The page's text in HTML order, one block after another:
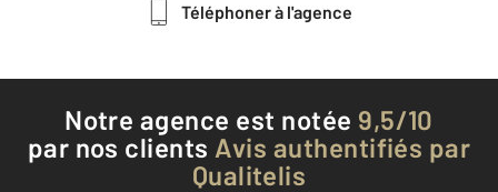
Téléphoner à l'agence
Notre agence est notée 9,5/10
par nos clients Avis authentifiés par
Qualitelis